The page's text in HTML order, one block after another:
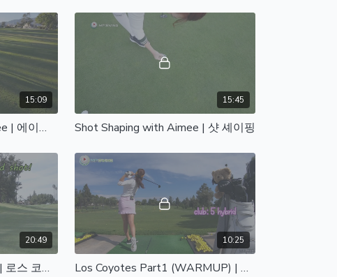
15:09
Weekend Golf with Aimee | 에이미와 라운딩
15:45
Shot Shaping with Aimee | 샷 셰이핑
20:49
4 Ladies at Los Coyotes | 로스 코요테스에서 여성들의 라운딩!
10:25
Los Coyotes Part1 (WARMUP) | 로스 코요테스 1편